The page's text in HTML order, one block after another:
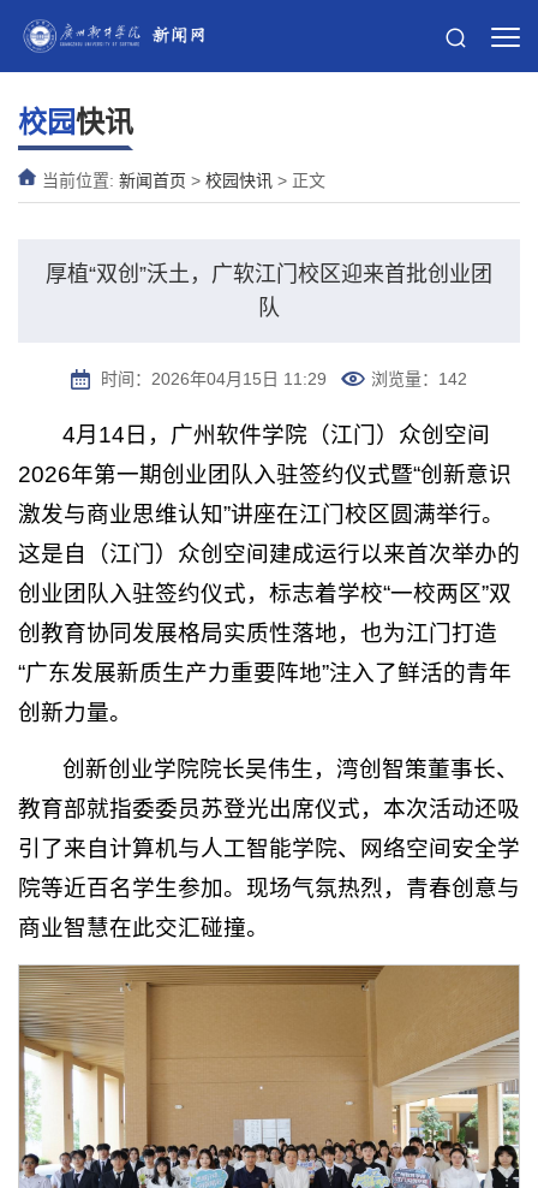
校园快讯
当前位置: 新闻首页 > 校园快讯 > 正文
厚植“双创”沃土，广软江门校区迎来首批创业团
队
时间：2026年04月15日 11:29 浏览量： 142
4月14日，广州软件学院（江门）众创空间
2026年第一期创业团队入驻签约仪式暨“创新意识
激发与商业思维认知”讲座在江门校区圆满举行。
这是自（江门）众创空间建成运行以来首次举办的
创业团队入驻签约仪式，标志着学校“一校两区”双
创教育协同发展格局实质性落地，也为江门打造
“广东发展新质生产力重要阵地”注入了鲜活的青年
创新力量。
创新创业学院院长吴伟生，湾创智策董事长、
教育部就指委委员苏登光出席仪式，本次活动还吸
引了来自计算机与人工智能学院、网络空间安全学
院等近百名学生参加。现场气氛热烈，青春创意与
商业智慧在此交汇碰撞。